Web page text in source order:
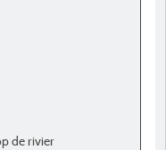
de rivier